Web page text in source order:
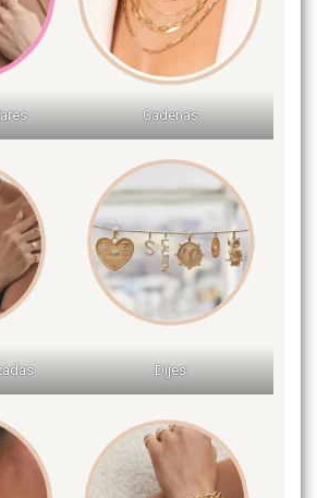
Cadenas
Dijes